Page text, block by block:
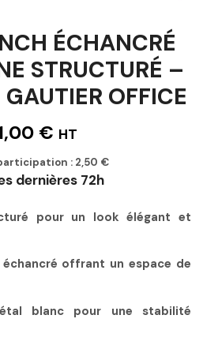
ÉCHANCRÉ
STRUCTURÉ –
OFFICE
€ HT
: 2,50 €
dernières 72h
pour un look élégant et
offrant un espace de
blanc pour une stabilité